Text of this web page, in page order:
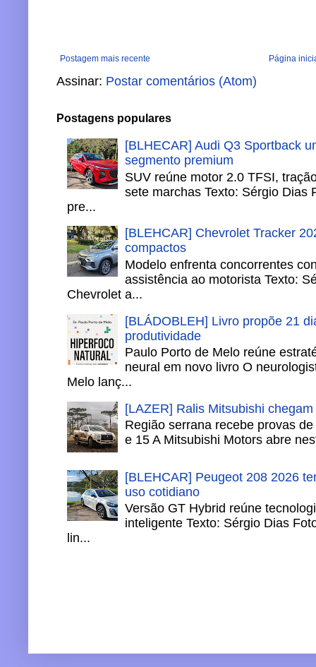
Postagem mais recente Página
Assinar: Postar comentários (Atom)
Postagens populares
[BLHECAR] Audi Q3 Sportback
segmento premium
SUV reúne motor 2.0 TFSI,
sete marchas Texto: Sérgio Dias
pre...
[BLEHCAR] Chevrolet Tracker
compactos
Modelo enfrenta concorrentes
assistência ao motorista Texto:
Chevrolet a...
[BLÁDOBLEH] Livro propõe 21
produtividade
Paulo Porto de Melo reúne
neural em novo livro O
Melo lanç...
[LAZER] Ralis Mitsubishi
Região serrana recebe provas
e 15 A Mitsubishi Motors abre
[BLEHCAR] Peugeot 208 2026
uso cotidiano
Versão GT Hybrid reúne
inteligente Texto: Sérgio Dias
lin...